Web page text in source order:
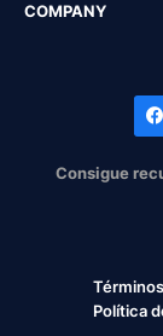
COMPANY
Consigue
Política